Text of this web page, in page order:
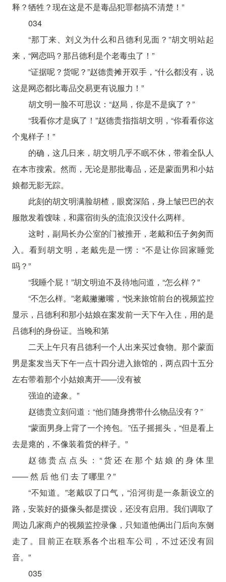
释？牺牲？现在这是不是毒品犯罪都搞不清楚！”
034
“那丁来、刘义为什么和吕德利见面？”胡文明站起
来，“网恋吗？那吕德利是个老毒虫了！”
“证据呢？货呢？”赵德贵摊开双手，“什么都没有，说
这是网恋都比毒品交易更有说服力！”
胡文明一脸不可思议：“赵局，你是不是疯了？”
“我看你才是疯了！”赵德贵指指胡文明，“你看看你这
个鬼样子！”
的确，这几日来，胡文明几乎不眠不休，带着全队人
在本市搜索。然而，无论是那批毒品，还是蒙面男和小姑
娘都无影无踪。
此刻的胡文明满脸胡楂，眼窝深陷，身上皱巴巴的衣
服散发着馊味，和露宿街头的流浪汉没什么两样。
这时，副局长办公室的门被推开，老戴和伍子匆匆而
入。看到胡文明，老戴先是一愣：“不是让你回家睡觉
吗？”
“我睡个屁！”胡文明迫不及待地问道，“怎么样？”
“不怎么样。”老戴撇撇嘴，“悦来旅馆前台的视频监控
显示，吕德利和那小姑娘在案发前一天下午入住，用的是
吕德利的身份证。当晚和第
二天上午只有吕德利一个人出来买过食物。那个蒙面
男是案发当天下午一点十四分进入旅馆的，两点四十五分
左右带着那个小姑娘离开——没有被
强迫的迹象。”
赵德贵立刻问道：“他们随身携带什么物品没有？”
“蒙面男身上背了一个挎包。”伍子摇摇头，“但是看上
去是瘪的，不像装着货的样子。”
赵 德 贵 点 点 头 ： “ 货 还 在 那 个 姑 娘 的 身 体 里
—— 然 后 他 们 去 了哪里？”
“不知道。”老戴叹了口气，“沿河街是一条新设立的
路，安装好的摄像头都是摆设，还没有启用。我们调取了
周边几家商户的视频监控录像，只知道他俩出门后向东侧
走了。目前正在联系各个出租车公司，不过还没有回
音。”
035